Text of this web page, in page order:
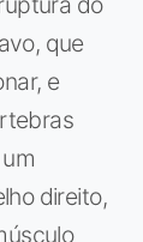
que
e
direito,